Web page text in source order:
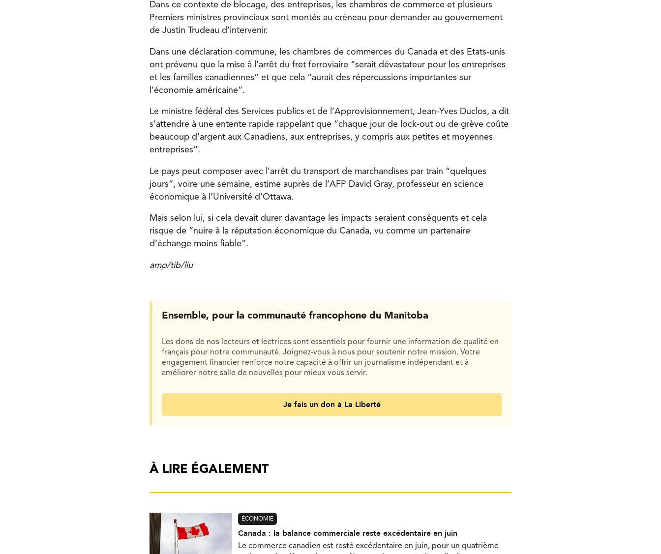
Dans ce contexte de blocage, des entreprises, les chambres de commerce et plusieurs
Premiers ministres provinciaux sont montés au créneau pour demander au gouvernement
de Justin Trudeau d’intervenir.
Dans une déclaration commune, les chambres de commerces du Canada et des Etats-unis
ont prévenu que la mise à l’arrêt du fret ferroviaire “serait dévastateur pour les entreprises
et les familles canadiennes” et que cela “aurait des répercussions importantes sur
l’économie américaine”.
Le ministre fédéral des Services publics et de l’Approvisionnement, Jean-Yves Duclos, a dit
s’attendre à une entente rapide rappelant que “chaque jour de lock-out ou de grève coûte
beaucoup d’argent aux Canadiens, aux entreprises, y compris aux petites et moyennes
entreprises”.
Le pays peut composer avec l’arrêt du transport de marchandises par train “quelques
jours”, voire une semaine, estime auprès de l’AFP David Gray, professeur en science
économique à l’Université d’Ottawa.
Mais selon lui, si cela devait durer davantage les impacts seraient conséquents et cela
risque de “nuire à la réputation économique du Canada, vu comme un partenaire
d’échange moins fiable”.
amp/tib/liu
Ensemble, pour la communauté francophone du Manitoba
Les dons de nos lecteurs et lectrices sont essentiels pour fournir une information de qualité en
français pour notre communauté. Joignez-vous à nous pour soutenir notre mission. Votre
engagement financier renforce notre capacité à offrir un journalisme indépendant et à
améliorer notre salle de nouvelles pour mieux vous servir.
Je fais un don à La Liberté
À LIRE ÉGALEMENT
ÉCONOMIE
Canada : la balance commerciale reste excédentaire en juin
Le commerce canadien est resté excédentaire en juin, pour un quatrième